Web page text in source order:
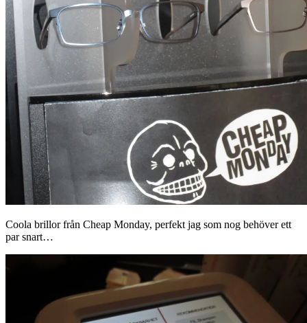
Coola brillor från Cheap Monday, perfekt jag som nog behöver ett
par snart…